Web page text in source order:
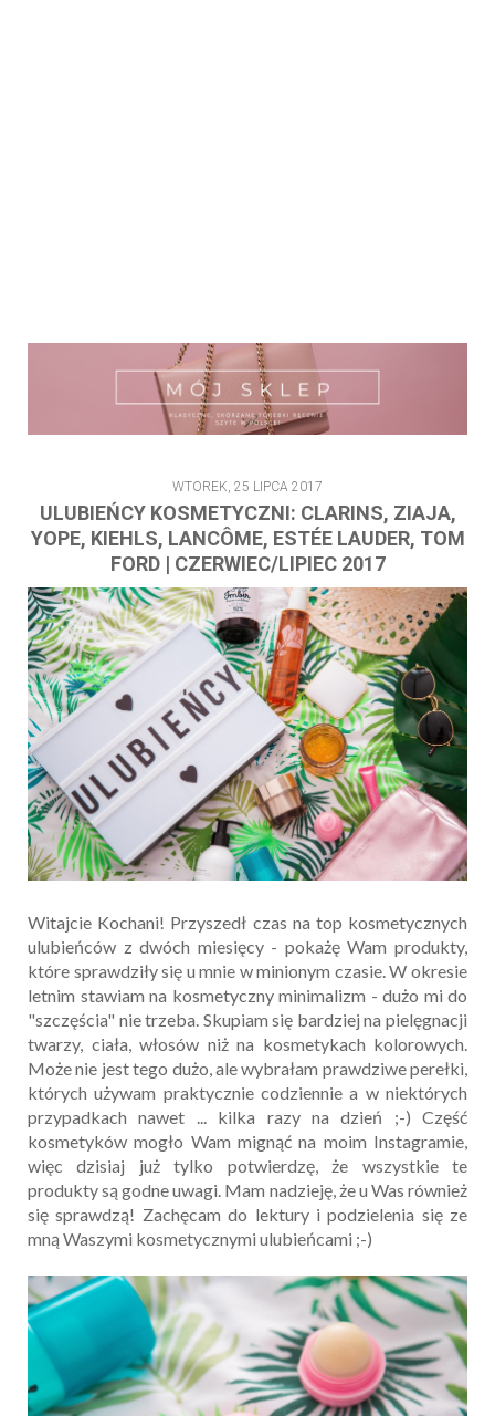
WTOREK, 25 LIPCA 2017
ULUBIEŃCY KOSMETYCZNI: CLARINS, ZIAJA,
YOPE, KIEHLS, LANCÔME, ESTÉE LAUDER, TOM
FORD | CZERWIEC/LIPIEC 2017
Witajcie Kochani! Przyszedł czas na top kosmetycznych
ulubieńców z dwóch miesięcy - pokażę Wam produkty,
które sprawdziły się u mnie w minionym czasie. W okresie
letnim stawiam na kosmetyczny minimalizm - dużo mi do
"szczęścia" nie trzeba. Skupiam się bardziej na pielęgnacji
twarzy, ciała, włosów niż na kosmetykach kolorowych.
Może nie jest tego dużo, ale wybrałam prawdziwe perełki,
których używam praktycznie codziennie a w niektórych
przypadkach nawet ... kilka razy na dzień ;-) Część
kosmetyków mogło Wam mignąć na moim Instagramie,
więc dzisiaj już tylko potwierdzę, że wszystkie te
produkty są godne uwagi. Mam nadzieję, że u Was również
się sprawdzą! Zachęcam do lektury i podzielenia się ze
mną Waszymi kosmetycznymi ulubieńcami ;-)